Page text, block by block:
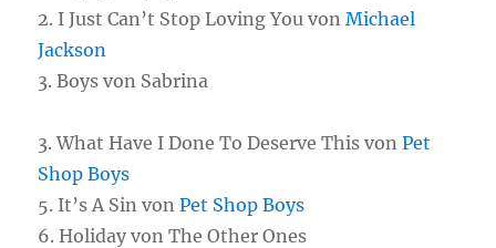
2. I Just Can’t Stop Loving You vonMichael
Jackson
3. Boys von Sabrina
3. What Have I Done To Deserve This vonPet
Shop Boys
5. It’s A Sin vonPet Shop Boys
6. Holiday von The Other Ones